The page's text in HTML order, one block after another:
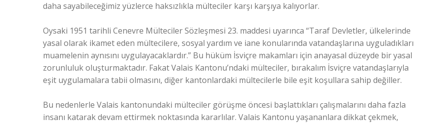
daha sayabileceğimiz yüzlerce haksızlıkla mülteciler karşı karşıya kalıyorlar.
Oysaki 1951 tarihli Cenevre Mülteciler Sözleşmesi 23. maddesi uyarınca “Taraf Devletler, ülkelerinde
yasal olarak ikamet eden mültecilere, sosyal yardım ve iane konularında vatandaşlarına uyguladıkları
muamelenin aynısını uygulayacaklardır.” Bu hüküm İsviçre makamları için anayasal düzeyde bir yasal
zorunluluk oluşturmaktadır. Fakat Valais Kantonu’ndaki mülteciler, bırakalım İsviçre vatandaşlarıyla
eşit uygulamalara tabii olmasını, diğer kantonlardaki mültecilerle bile eşit koşullara sahip değiller.
Bu nedenlerle Valais kantonundaki mülteciler görüşme öncesi başlattıkları çalışmalarını daha fazla
insanı katarak devam ettirmek noktasında kararlılar. Valais Kantonu yaşananlara dikkat çekmek,